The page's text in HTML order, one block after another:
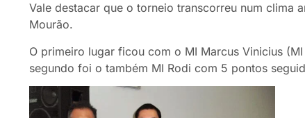
Vale destacar que o torneio transcorreu num clima
Mourão.
O primeiro lugar ficou com o MI Marcus Vinicius
segundo foi o também MI Rodi com 5 pontos